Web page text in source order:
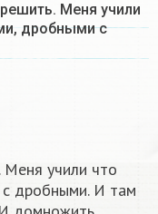
Меня учили
дробными с
учили что
дробными. И там